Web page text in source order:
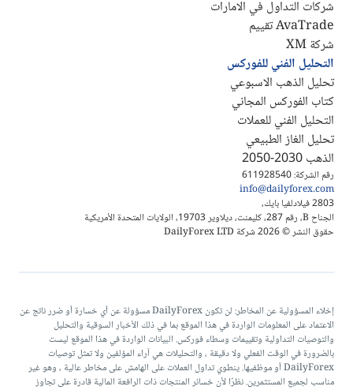
رقم الشركة: 611928540
info@dailyforex.com
2803 فيلادلفيا بايك،
الجناح B، رقم 287، كليمنت، ديلاوير 19703، الولايات المتحدة الأمريكية
حقوق النشر © 2026 شركة DailyForex LTD
شركات التداول في الامارات
AvaTrade تقييم
شركة XM
التحليل الفني للفوركس
تحليل الذهب الاسبوعي
كتاب الفوركس المجاني
التحليل الفني للعملات
تحليل الغاز الطبيعي
الذهب 2030-2050
إخلاء المسؤولية عن المخاطر: لن تكون DailyForex مسؤولة عن أي خسارة أو ضرر ناتج عن
الاعتماد على المعلومات الواردة في هذا الموقع بما في ذلك الأخبار السوقية والتحليل
والتوصيات التداولية وتقييمات وسطاء فوركس. البيانات الواردة في هذا الموقع ليست
بالضرورة في الوقت الفعلي ولا دقيقة ، والتحليلات هي آراء المؤلفين ولا تمثل توصيات
DailyForex أو موظفيها. ينطوي تداول العملات على الهامش على مخاطر عالية ، وهو غير
مناسب لجميع المستثمرين. نظرًا لأن خسائر المنتجات ذات الرافعة المالية قادرة على تجاوز